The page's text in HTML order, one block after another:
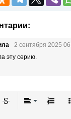
2 сентября 2025
эту серию.